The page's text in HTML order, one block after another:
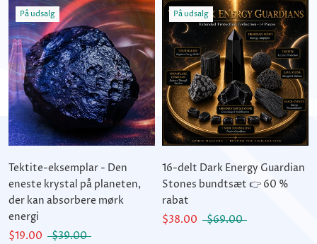
På udsalg
Tektite-eksemplar - Den
eneste krystal på planeten,
der kan absorbere mørk
energi
$19.00
$39.00
På udsalg
16-delt Dark Energy Guardian
Stones bundtsæt 👉 60 %
rabat
$38.00
$69.00